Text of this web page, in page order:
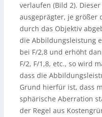
verlaufen (Bild 2).
ausgeprägter, je größer
durch das Objektiv
die Abbildungsleistung
bei F/2,8 und erhöht
F/2, F/1,8, etc., so wird
dass die
Grund hierfür ist, dass
sphärische Aberration
der Regel aus